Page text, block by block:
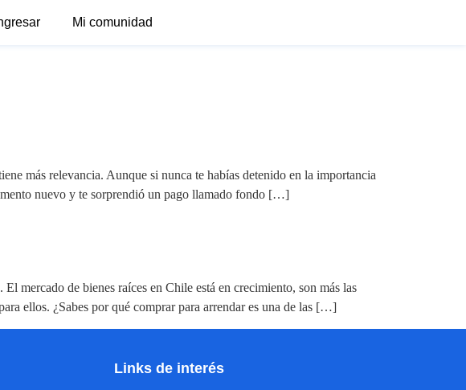
Mi comunidad
más relevancia. Aunque si nunca te habías detenido en la importancia
nuevo y te sorprendió un pago llamado fondo […]
mercado de bienes raíces en Chile está en crecimiento, son más las
ellos. ¿Sabes por qué comprar para arrendar es una de las […]
Links de interés